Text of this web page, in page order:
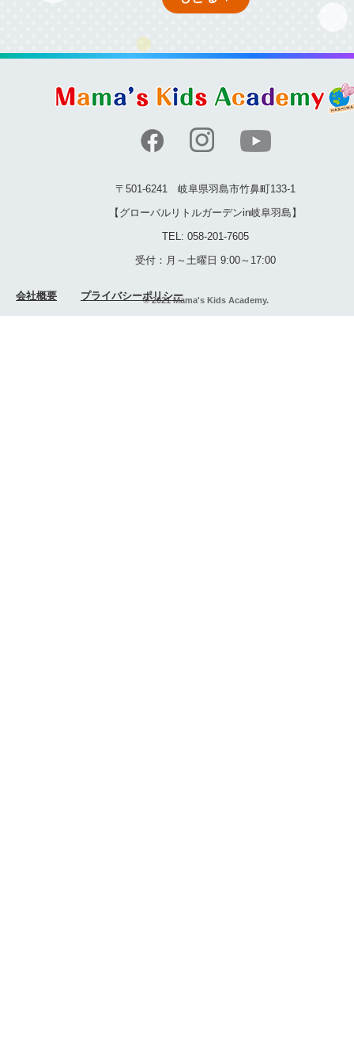
〒501-6241 岐阜県羽島市竹鼻町133-1
【グローバルリトルガーデンin岐阜羽島】
TEL: 058-201-7605
受付：月～土曜日 9:00～17:00
© 2021 Mama's Kids Academy.
会社概要 プライバシーポリシー